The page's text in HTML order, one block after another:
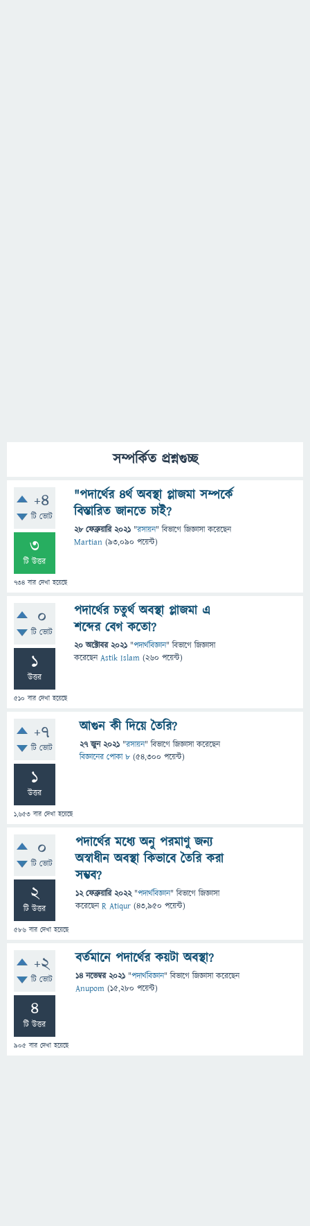
সম্পর্কিত প্রশ্নগুচ্ছ
+4
টি ভোট
3
টি উত্তর
734 বার দেখা হয়েছে
"পদার্থের ৪র্থ অবস্থা প্লাজমা সম্পর্কে
বিস্তারিত জানতে চাই?
28 ফেব্রুয়ারি 2021 "রসায়ন" বিভাগে জিজ্ঞাসাকরেছেন
Martian (93,090 পয়েন্ট)
0
টি ভোট
1
উত্তর
510 বার দেখা হয়েছে
পদার্থের চতুর্থ অবস্থা প্লাজমা এ
শব্দের বেগ কতো?
20 অক্টোবর 2021 "পদার্থবিজ্ঞান" বিভাগে জিজ্ঞাসা
করেছেনAstik Islam (260 পয়েন্ট)
+7
টি ভোট
1
উত্তর
1,653 বার দেখা হয়েছে
আগুন কী দিয়ে তৈরি?
27 জুন 2021 "রসায়ন" বিভাগে জিজ্ঞাসাকরেছেন
বিজ্ঞানের পোকা ৮ (54,300 পয়েন্ট)
0
টি ভোট
2
টি উত্তর
586 বার দেখা হয়েছে
পদার্থের মধ্যে অনু পরমাণু জন্য
অস্বাধীন অবস্থা কিভাবে তৈরি করা
সম্ভব?
12 ফেব্রুয়ারি 2022 "পদার্থবিজ্ঞান" বিভাগে জিজ্ঞাসা
করেছেনR Atiqur (43,950 পয়েন্ট)
+2
টি ভোট
4
টি উত্তর
905 বার দেখা হয়েছে
বর্তমানে পদার্থের কয়টা অবস্থা?
14 নভেম্বর 2021 "পদার্থবিজ্ঞান" বিভাগে জিজ্ঞাসাকরেছেন
Anupom (15,280 পয়েন্ট)